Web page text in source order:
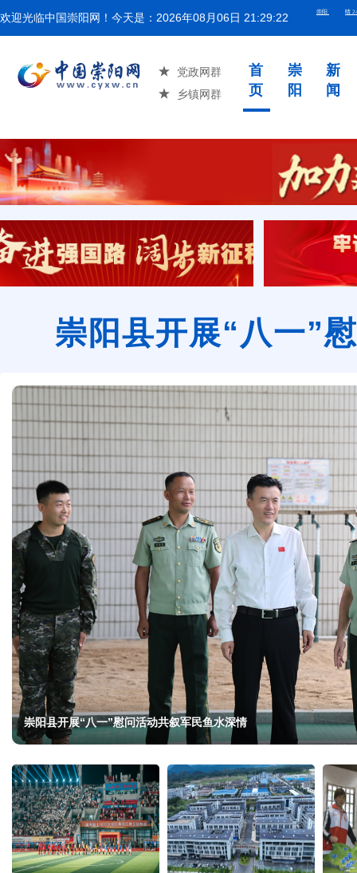
欢迎光临中国崇阳网！今天是： 2026年08月06日 21:29:23
党政网群
乡镇网群
首
页
崇
阳
新
闻
崇阳县开展“八一”
崇阳县开展“八一”慰问活动共叙军民鱼水深情